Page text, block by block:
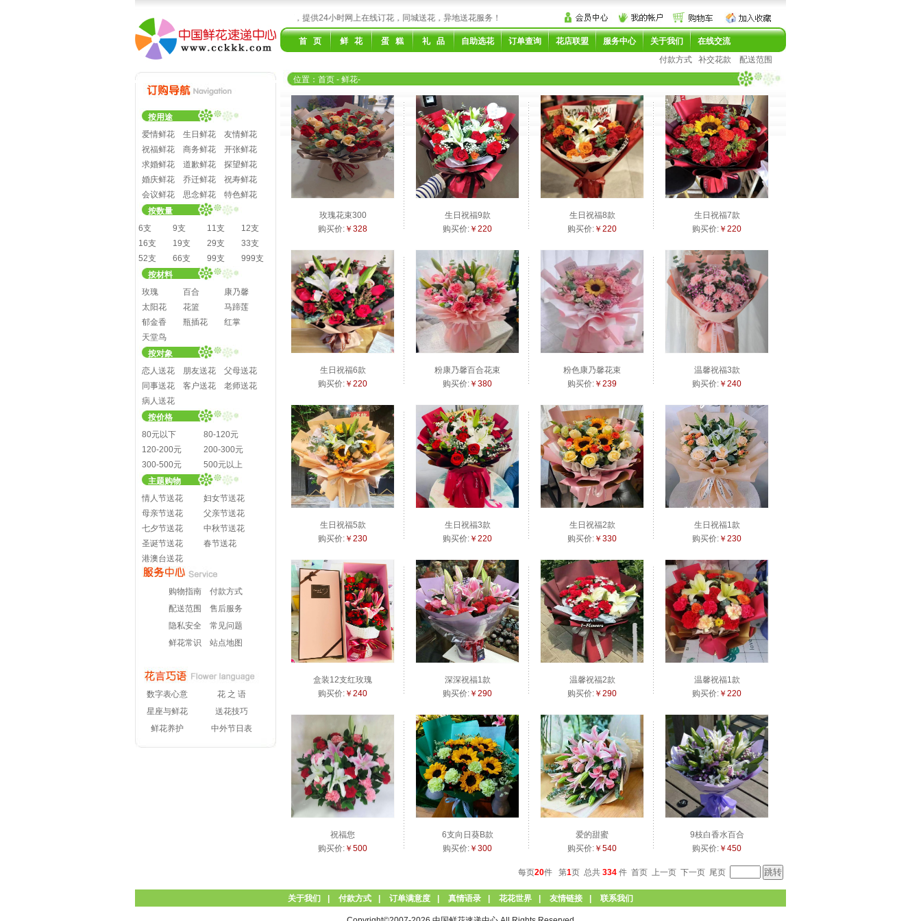
鲜花、蛋糕、礼品3小时送达全国3000多个城市！国内领先的鲜花速递服务商，提供24小时网上在线订花，同城送花，异地送花服务！
首 页 鲜 花 蛋 糕 礼 品 自助选花 订单查询 花店联盟 服务中心 关于我们
在线交流
付款方式
补交花款 配送范围
按用途
爱情鲜花
生日鲜花
友情鲜花
祝福鲜花
商务鲜花
开张鲜花
求婚鲜花
道歉鲜花
探望鲜花
婚庆鲜花
乔迁鲜花
祝寿鲜花
会议鲜花
思念鲜花
特色鲜花
按数量
6支
9支 11支
12支
16支
19支 29支
33支
52支
66支 99支
999支
按材料
玫瑰
百合
康乃馨
太阳花
花篮
马蹄莲
郁金香
瓶插花
红掌
天堂鸟
按对象
恋人送花
朋友送花
父母送花
同事送花
客户送花
老师送花
病人送花
按价格
80元以下
80-120元
120-200元
200-300元
300-500元
500元以上
主题购物
情人节送花
妇女节送花
母亲节送花
父亲节送花
七夕节送花
中秋节送花
圣诞节送花
春节送花
港澳台送花
购物指南
付款方式
配送范围
售后服务
隐私安全
常见问题
鲜花常识
站点地图
数字表心意
花 之 语
星座与鲜花
送花技巧
鲜花养护
中外节日表
位置： 首页 - 鲜花-
玫瑰花束300
购买价: ￥328
生日祝福9款
购买价: ￥220
生日祝福8款
购买价: ￥220
生日祝福7款
购买价: ￥220
生日祝福6款
购买价: ￥220
粉康乃馨百合花束
购买价: ￥380
粉色康乃馨花束
购买价: ￥239
温馨祝福3款
购买价: ￥240
生日祝福5款
购买价: ￥230
生日祝福3款
购买价: ￥220
生日祝福2款
购买价: ￥330
生日祝福1款
购买价: ￥230
盒装12支红玫瑰
购买价: ￥240
深深祝福1款
购买价: ￥290
温馨祝福2款
购买价: ￥290
温馨祝福1款
购买价: ￥220
祝福您
购买价: ￥500
6支向日葵B款
购买价: ￥300
爱的甜蜜
购买价: ￥540
9枝白香水百合
购买价: ￥450
每页20件 第1页 总共 334 件 首页 上一页 下一页 尾页
关于我们 付款方式 订单满意度 真情语录 花花世界 友情链接 联系我们